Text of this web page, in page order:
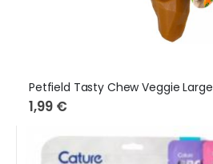
Petfield Tasty Chew Veggie Large
1,99 €